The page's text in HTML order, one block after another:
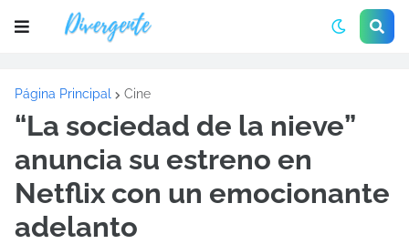
Página Principal Cine
“La sociedad de la nieve”
anuncia su estreno en
Netflix con un emocionante
adelanto